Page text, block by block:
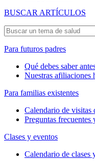
BUSCAR ARTÍCULOS
Para futuros padres
Qué debes saber
Nuestras afiliaciones
Para familias existentes
Calendario de visitas
Preguntas frecuentes
Clases y eventos
Calendario de clases